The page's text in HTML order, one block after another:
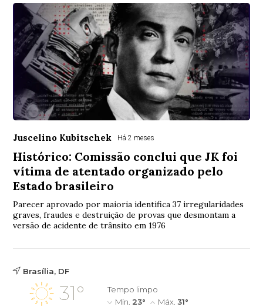
Juscelino Kubitschek Há 2 meses
Histórico: Comissão conclui que JK foi
vítima de atentado organizado pelo
Estado brasileiro
Parecer aprovado por maioria identifica 37 irregularidades
graves, fraudes e destruição de provas que desmontam a
versão de acidente de trânsito em 1976
Brasília, DF
31°
Tempo limpo
Mín. 23° Máx.31°